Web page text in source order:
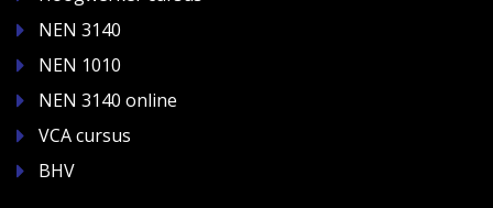
NEN 3140
NEN 1010
NEN 3140 online
VCA cursus
BHV